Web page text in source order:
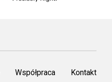
Współpraca Kontakt